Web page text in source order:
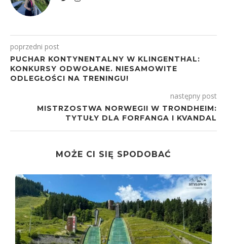
poprzedni post
PUCHAR KONTYNENTALNY W KLINGENTHAL:
KONKURSY ODWOŁANE. NIESAMOWITE
ODLEGŁOŚCI NA TRENINGU!
następny post
MISTRZOSTWA NORWEGII W TRONDHEIM:
TYTUŁY DLA FORFANGA I KVANDAL
MOŻE CI SIĘ SPODOBAĆ